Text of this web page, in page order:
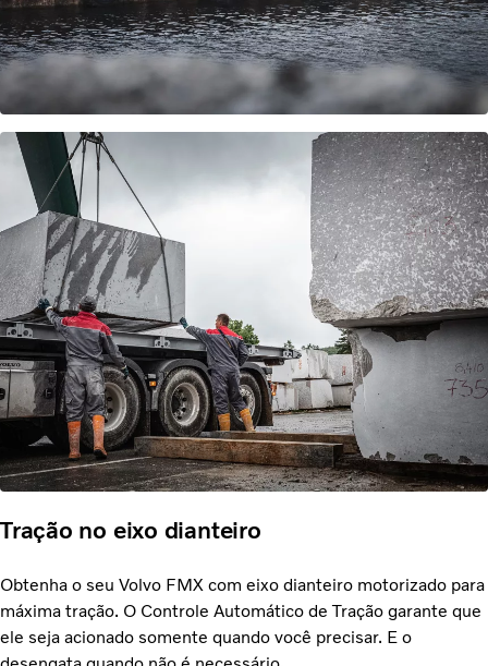
Tração no eixo dianteiro
Obtenha o seu Volvo FMX com eixo dianteiro motorizado para
máxima tração. O Controle Automático de Tração garante que
ele seja acionado somente quando você precisar. E o